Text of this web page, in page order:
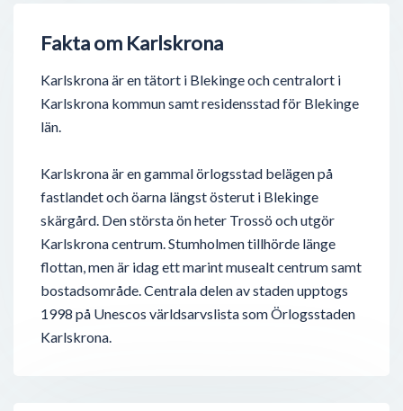
Fakta om Karlskrona
Karlskrona är en tätort i Blekinge och centralort i
Karlskrona kommun samt residensstad för Blekinge
län.
Karlskrona är en gammal örlogsstad belägen på
fastlandet och öarna längst österut i Blekinge
skärgård. Den största ön heter Trossö och utgör
Karlskrona centrum. Stumholmen tillhörde länge
flottan, men är idag ett marint musealt centrum samt
bostadsområde. Centrala delen av staden upptogs
1998 på Unescos världsarvslista som Örlogsstaden
Karlskrona.